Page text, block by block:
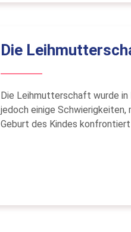
Die
Die Leihmutterschaft wurde
jedoch einige Schwierigkeiten,
Geburt des Kindes konfrontiert